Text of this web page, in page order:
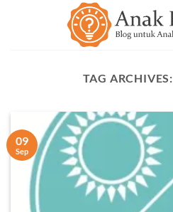
TAG ARCHIVES:
09
Sep